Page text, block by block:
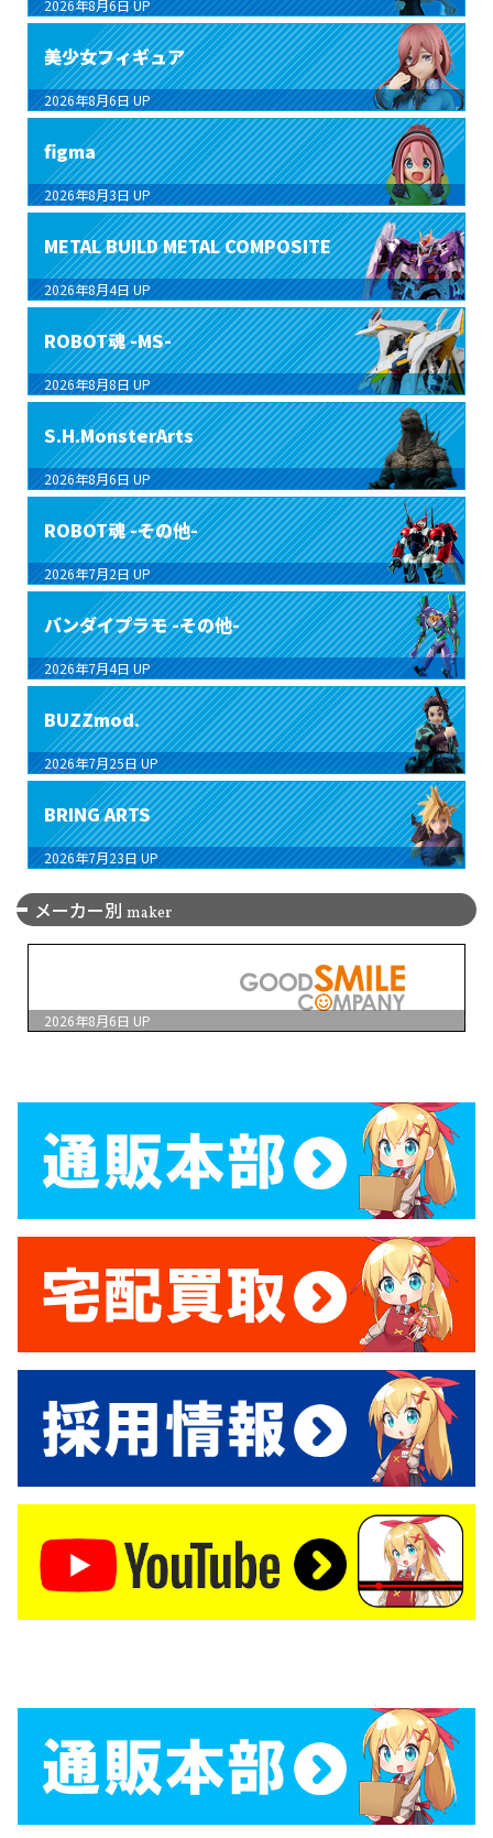
2026年8月6日 UP
美少女フィギュア
2026年8月6日 UP
figma
2026年8月3日 UP
METAL BUILD METAL COMPOSITE
2026年8月4日 UP
ROBOT魂 -MS-
2026年8月8日 UP
S.H.MonsterArts
2026年8月6日 UP
ROBOT魂 -その他-
2026年7月2日 UP
バンダイプラモ -その他-
2026年7月4日 UP
BUZZmod.
2026年7月25日 UP
BRING ARTS
2026年7月23日 UP
メーカー別 maker
2026年8月6日 UP